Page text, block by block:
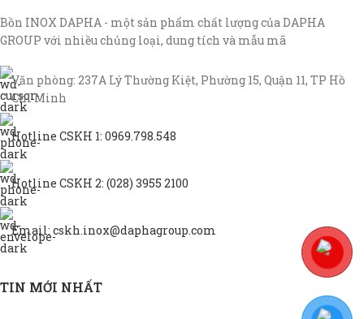
Bồn INOX DAPHA - một sản phẩm chất lượng của DAPHA
GROUP với nhiều chủng loại, dung tích và mẫu mã
Văn phòng: 237A Lý Thường Kiệt, Phường 15, Quận 11, TP Hồ
Chí Minh
Hotline CSKH 1: 0969.798.548
Hotline CSKH 2: (028) 3955 2100
Email: cskh.inox@daphagroup.com
TIN MỚI NHẤT